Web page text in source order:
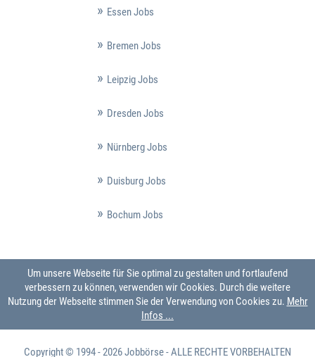
Essen Jobs
Bremen Jobs
Leipzig Jobs
Dresden Jobs
Nürnberg Jobs
Duisburg Jobs
Bochum Jobs
Um unsere Webseite für Sie optimal zu gestalten und fortlaufend
verbessern zu können, verwenden wir Cookies. Durch die weitere
Nutzung der Webseite stimmen Sie der Verwendung von Cookies zu. Mehr
Infos ...
Copyright © 1994 - 2026Jobbörse- ALLE RECHTE VORBEHALTEN